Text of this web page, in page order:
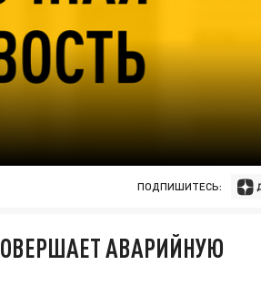
ПОДПИШИТЕСЬ:
АВАРИЙНУЮ